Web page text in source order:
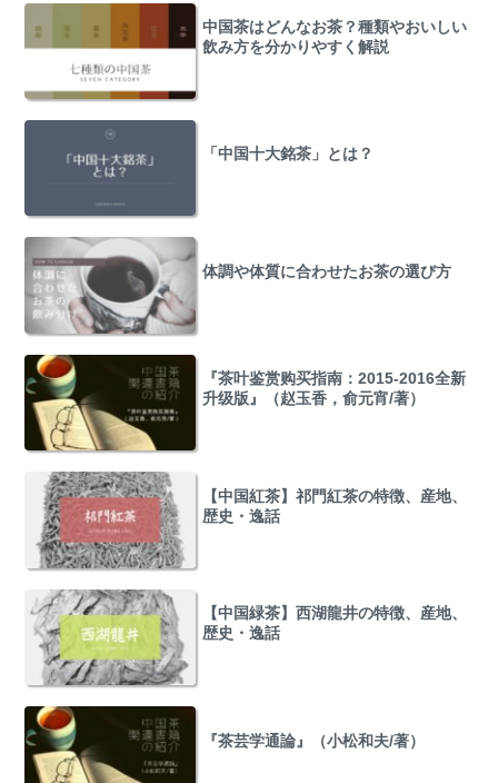
中国茶はどんなお茶？種類やおいしい
飲み方を分かりやすく解説
「中国十大銘茶」とは？
体調や体質に合わせたお茶の選び方
『茶叶鉴赏购买指南：2015-2016全新
升级版』（赵玉香，俞元宵/著）
【中国紅茶】祁門紅茶の特徴、産地、
歴史・逸話
【中国緑茶】西湖龍井の特徴、産地、
歴史・逸話
『茶芸学通論』（小松和夫/著）